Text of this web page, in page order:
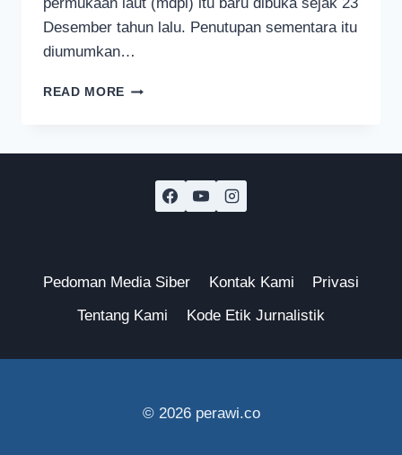
permukaan laut (mdpl) itu baru dibuka sejak 23
Desember tahun lalu. Penutupan sementara itu
diumumkan…
READ MORE PENDAKIAN
AKIBAT
CUACA
Pedoman Media Siber Kontak Kami
Privasi
Tentang Kami
Kode Etik Jurnalistik
© 2026 perawi.co